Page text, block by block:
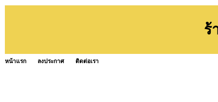
ร้
หน้าแรก ลงประกาศ ติดต่อเรา